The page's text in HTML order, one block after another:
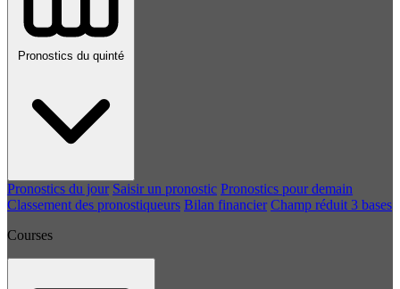
Pronostics du quinté
Pronostics du jour Saisir un pronostic Pronostics pour demain
Classement des pronostiqueurs Bilan financier Champ réduit 3 bases
Courses